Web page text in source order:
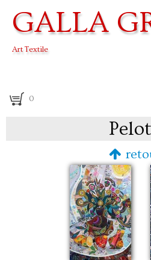
GALLA
Art Textile
Accueil
0